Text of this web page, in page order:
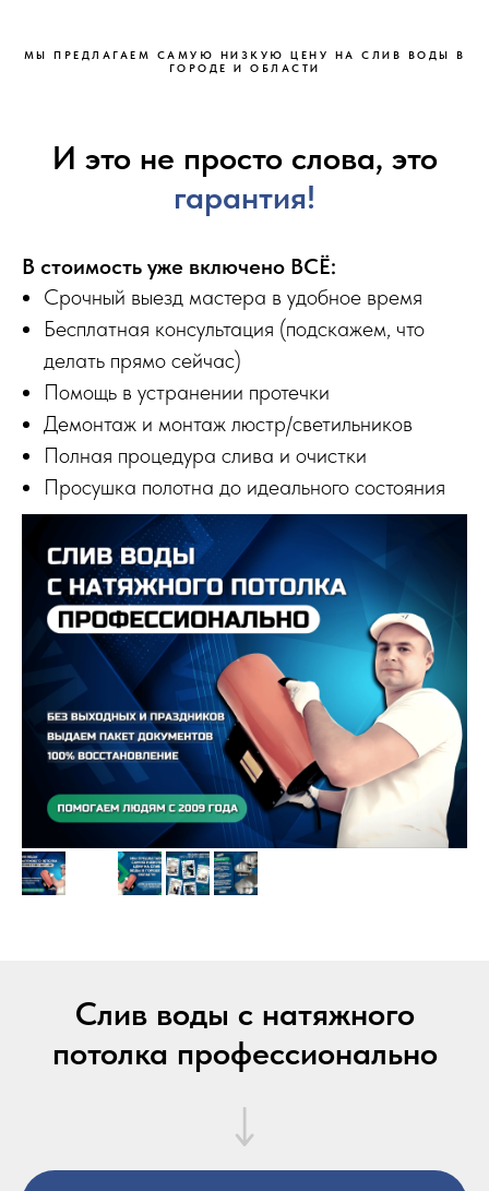
МЫ ПРЕДЛАГАЕМ САМУЮ НИЗКУЮ ЦЕНУ НА СЛИВ ВОДЫ В
ГОРОДЕ И ОБЛАСТИ
И это не просто слова, это
гарантия!
В стоимость уже включено ВСЁ:
Срочный выезд мастера в удобное время
Бесплатная консультация (подскажем, что
делать прямо сейчас)
Помощь в устранении протечки
Демонтаж и монтаж люстр/светильников
Полная процедура слива и очистки
Просушка полотна до идеального состояния
Слив воды с натяжного
потолка профессионально